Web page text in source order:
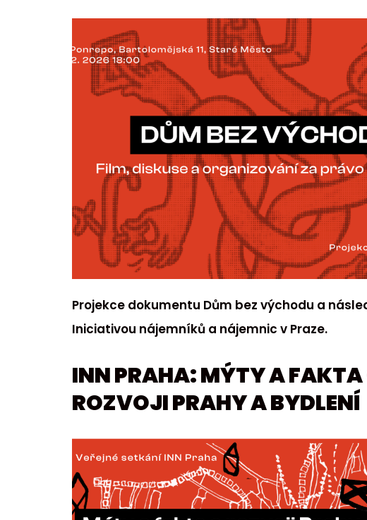
Projekce dokumentu Dům bez východu a
Iniciativou nájemníků a nájemnic v Praze.
INN PRAHA: MÝTY A FAKTA
ROZVOJI PRAHY A BYDLENÍ